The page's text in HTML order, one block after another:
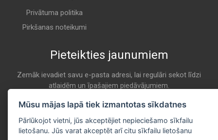
BOSCH ENGLAND
K 246
AP 133
CHAMP / CHAMP INTERNATIONAL
K 246
Air
CHAMPION
Privātuma politika
Pirkšanas noteikumi
Pieteikties jaunumiem
Zemāk ievadiet savu e-pasta adresi, lai regulāri sekot līdzi
atlaidēm un īpašajiem piedāvājumiem.
E-pasta
Pieteikties
Mūsu mājas lapā tiek izmantotas sīkdatnes
Pārlūkojot vietni, jūs akceptējiet nepieciešamo sīkfailu
lietošanu. Jūs varat akceptēt arī citu sīkfailu lietošanu